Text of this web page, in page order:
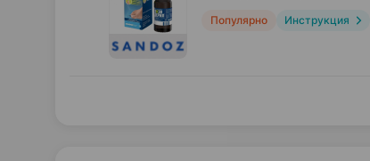
Популярно Инструкция